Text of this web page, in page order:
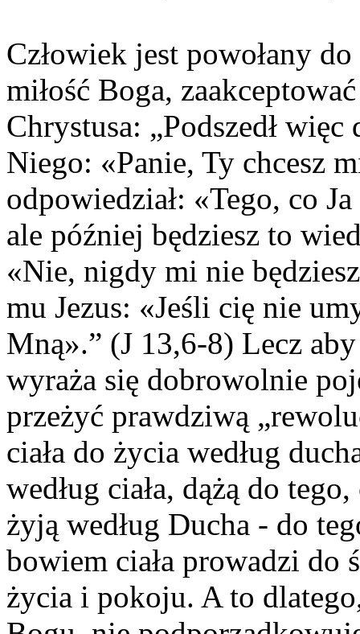
Człowiek jest powołany
miłość Boga,
Chrystusa: „Podszedł
Niego: «Panie, Ty chcesz
odpowiedział: «Tego, co
ale później będziesz to
«Nie, nigdy mi nie
mu Jezus: «Jeśli cię nie
Mną».” (J 13,6-8) Lecz
wyraża się dobrowolnie
przeżyć prawdziwą
ciała do życia według
według ciała, dążą do
żyją według Ducha - do
bowiem ciała prowadzi do
życia i pokoju. A to